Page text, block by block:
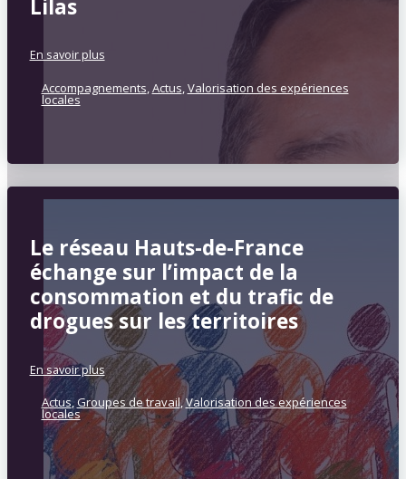
Lilas
En savoir plus
Accompagnements,Actus,Valorisation des expériences
locales
Le réseau Hauts-de-France
échange sur l’impact de la
consommation et du trafic de
drogues sur les territoires
En savoir plus
Actus,Groupes de travail,Valorisation des expériences
locales